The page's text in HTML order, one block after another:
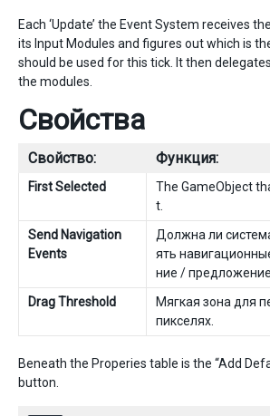
Each ‘Update’ the Event System receives
its Input Modules and figures out which is
should be used for this tick. It then
the modules.
Свойства
Свойство: Функция:
First Selected
The GameObject
t.
Send Navigation
Events
Должна ли
ять
ние /
Drag Threshold
Мягкая зона для
пикселях.
Beneath the Properies table is the “Add
button.